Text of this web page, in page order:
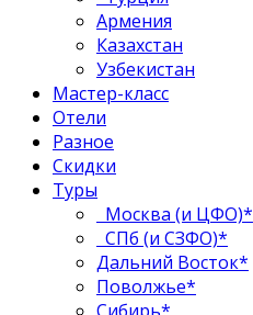
Армения
Казахстан
Узбекистан
Мастер-класс
Отели
Разное
Скидки
Туры
Москва (и ЦФО)*
СПб (и СЗФО)*
Дальний Восток*
Поволжье*